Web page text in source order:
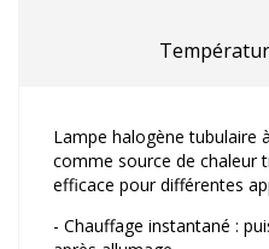
Lampe halogène tubulaire
comme source de chaleur
efficace pour différentes
- Chauffage instantané :